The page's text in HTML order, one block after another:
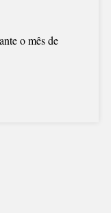
o mês de